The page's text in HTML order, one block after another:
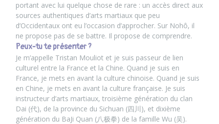
portant avec lui quelque chose de rare : un accès direct aux
sources authentiques d’arts martiaux que peu
d’Occidentaux ont eu l’occasion d’approcher. Sur Nohô, il
ne propose pas de se battre. Il propose de comprendre.
Peux-tu te présenter ?
Je m’appelle Tristan Mouliot et je suis passeur de lien
culturel entre la France et la Chine. Quand je suis en
France, je mets en avant la culture chinoise. Quand je suis
en Chine, je mets en avant la culture française. Je suis
instructeur d’arts martiaux, troisième génération du clan
Dai (代), de la province du Sichuan (四川), et dixième
génération du BaJi Quan (八极拳) de la famille Wu (吴).